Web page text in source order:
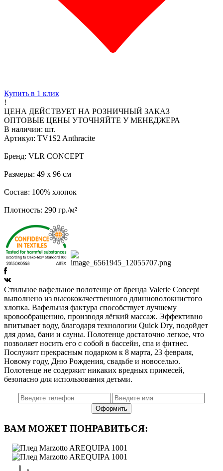
Купить в 1 клик
!
ЦЕНА ДЕЙСТВУЕТ НА РОЗНИЧНЫЙ ЗАКАЗ
ОПТОВЫЕ ЦЕНЫ УТОЧНЯЙТЕ У МЕНЕДЖЕРА
В наличии: шт.
Артикул: TV1S2 Anthracite
Бренд: VLR CONCEPT
Размеры: 49 х 96 см
Состав: 100% хлопок
Плотность: 290 гр./м²
Стильное вафельное полотенце от бренда Valerie Concept
выполнено из высококачественного длинноволокнистого
хлопка. Вафельная фактура способствует лучшему
кровообращению, производя лёгкий массаж. Эффективно
впитывает воду, благодаря технологии Quick Dry, подойдет
для дома, бани и сауны. Полотенце достаточно легкое, что
позволяет носить его с собой в бассейн, спа и фитнес.
Послужит прекрасным подарком к 8 марта, 23 февраля,
Новому году, Дню Рождения, свадьбе и новоселью.
Полотенце не содержит никаких вредных примесей,
безопасно для использования детьми.
ВАМ МОЖЕТ ПОНРАВИТЬСЯ: